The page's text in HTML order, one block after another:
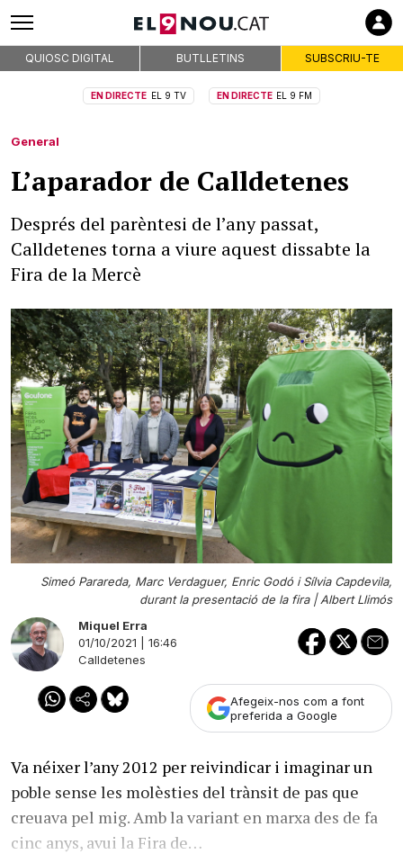
QUIOSC DIGITAL BUTLLETINS SUBSCRIU-TE
EN DIRECTE EL 9 TV EN DIRECTE EL 9 FM
General
L’aparador de Calldetenes
Després del parèntesi de l’any passat,
Calldetenes torna a viure aquest dissabte la
Fira de la Mercè
Simeó Parareda, Marc Verdaguer, Enric Godó i Sílvia Capdevila,
durant la presentació de la fira |Albert Llimós
Miquel Erra
01/10/2021 | 16:46
Calldetenes
Afegeix-nos com a font
preferida a Google
Va néixer l’any 2012 per reivindicar i imaginar un
poble sense les molèsties del trànsit de pas que
creuava pel mig. Amb la variant en marxa des de fa
cinc anys, avui la Fira de…